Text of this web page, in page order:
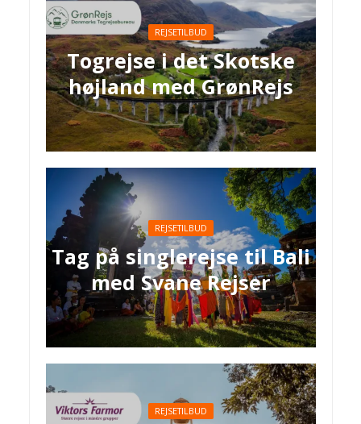
REJSETILBUD
Togrejse i det Skotske
højland med GrønRejs
REJSETILBUD
Tag på singlerejse til Bali
med Svane Rejser
REJSETILBUD